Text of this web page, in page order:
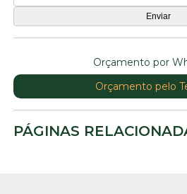
Orçamento por
Orçamento pelo
PÁGINAS